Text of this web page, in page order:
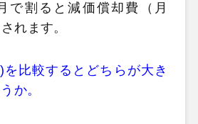
で割ると減価償却費（月
れます。
を比較するとどちらが大き
か。